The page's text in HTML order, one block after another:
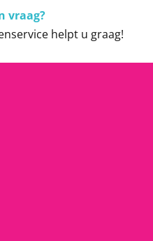
vraag?
helpt u graag!